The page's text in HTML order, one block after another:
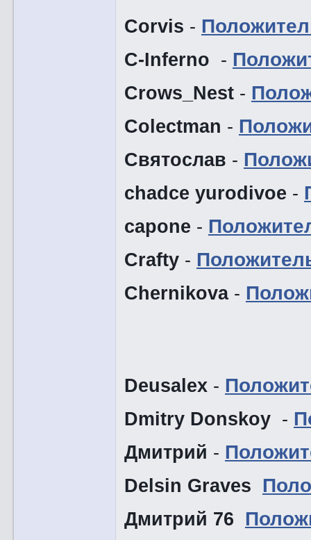
Corvis -
C-Inferno -
Crows_Nest-
Colectman -
Святослав -
chadce yurodivoe -
capone -
Crafty-
Chernikova-
Deusalex-
Dmitry Donskoy -
Дмитрий -
Delsin Graves
Дмитрий 76